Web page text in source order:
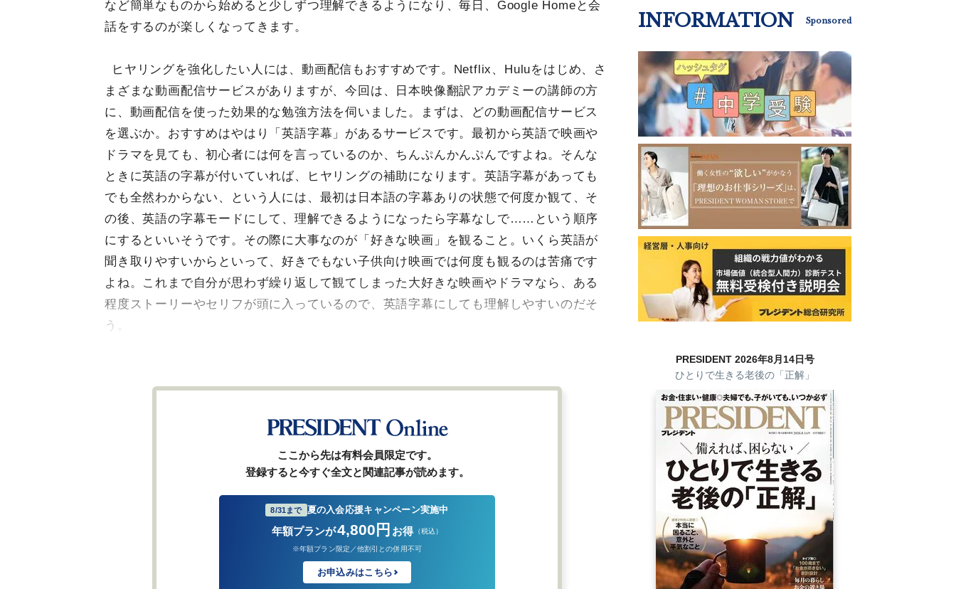
など簡単なものから始めると少しずつ理解できるようになり、毎日、Google Homeと会
話をするのが楽しくなってきます。
ヒヤリングを強化したい人には、動画配信もおすすめです。Netflix、Huluをはじめ、さ
まざまな動画配信サービスがありますが、今回は、日本映像翻訳アカデミーの講師の方
に、動画配信を使った効果的な勉強方法を伺いました。まずは、どの動画配信サービス
を選ぶか。おすすめはやはり「英語字幕」があるサービスです。最初から英語で映画や
ドラマを見ても、初心者には何を言っているのか、ちんぷんかんぷんですよね。そんな
ときに英語の字幕が付いていれば、ヒヤリングの補助になります。英語字幕があっても
でも全然わからない、という人には、最初は日本語の字幕ありの状態で何度か観て、そ
の後、英語の字幕モードにして、理解できるようになったら字幕なしで……という順序
にするといいそうです。その際に大事なのが「好きな映画」を観ること。いくら英語が
聞き取りやすいからといって、好きでもない子供向け映画では何度も観るのは苦痛です
よね。これまで自分が思わず繰り返して観てしまった大好きな映画やドラマなら、ある
程度ストーリーやセリフが頭に入っているので、英語字幕にしても理解しやすいのだそ
う。
ここから先は有料会員限定です。
登録すると今すぐ全文と関連記事が読めます。
8/31まで 夏の入会応援キャンペーン実施中
年額プランが4,800円 お得 （税込）
※年額プラン限定／他割引との併用不可
お申込みはこちら
INFORMATION Sponsored
PRESIDENT 2026年8月14日号
ひとりで生きる老後の「正解」